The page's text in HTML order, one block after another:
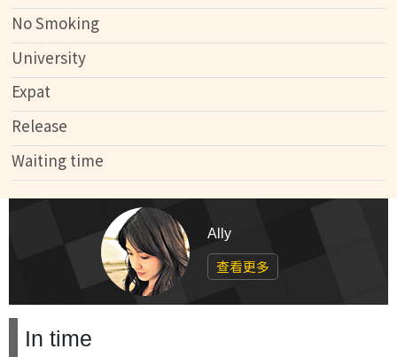
No Smoking
University
Expat
Release
Waiting time
Ally
查看更多
In time